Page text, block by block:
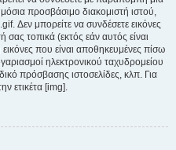
προσβάσιμο διακομιστή ιστού,
Δεν μπορείτε να συνδέσετε εικόνες
τοπικά (εκτός εάν αυτός είναι
που είναι αποθηκευμένες πίσω
ηλεκτρονικού ταχυδρομείου
πρόσβασης ιστοσελίδες, κλπ. Για
ετικέτα [img].